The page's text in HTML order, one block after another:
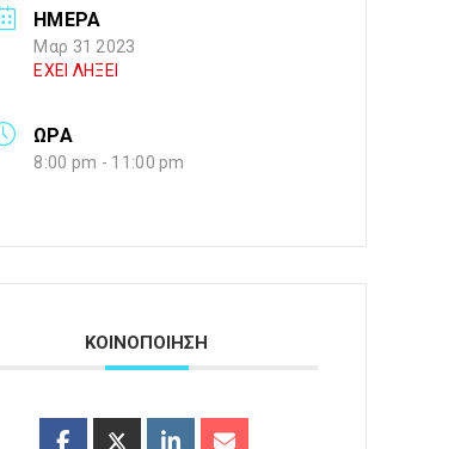
ΗΜΕΡΑ
Μαρ 31 2023
ΕΧΕΙ ΛΗΞΕΙ
ΩΡΑ
8:00 pm - 11:00 pm
ΚΟΙΝΟΠΟΙΗΣΗ